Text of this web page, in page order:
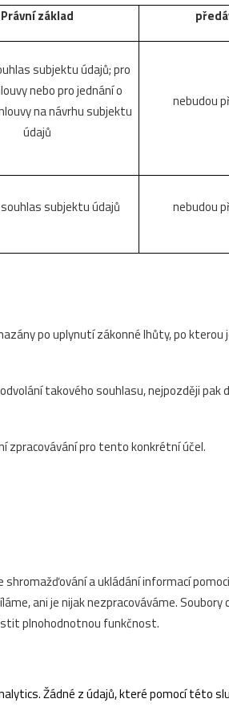
Právní základ
subjektu údajů; pro
nebo pro jednání o
na návrhu subjektu
údajů
nebudou
subjektu údajů nebudou
po uplynutí zákonné lhůty, po kterou
takového souhlasu, nejpozději pak
zpracovávání pro tento konkrétní účel.
a ukládání informací
ani je nijak nezpracováváme. Soubory
plnohodnotnou funkčnost.
Žádné z údajů, které pomocí této